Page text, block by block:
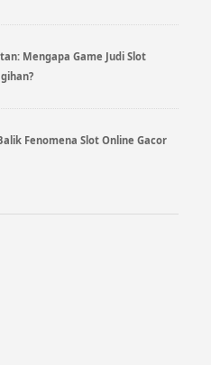
Mengapa Game Judi Slot
Fenomena Slot Online Gacor